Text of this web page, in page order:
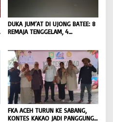
DUKA JUM’AT DI UJONG BATEE: 8
REMAJA TENGGELAM, 4
FKA ACEH TURUN KE SABANG,
KONTES KAKAO JADI PANGGUNG